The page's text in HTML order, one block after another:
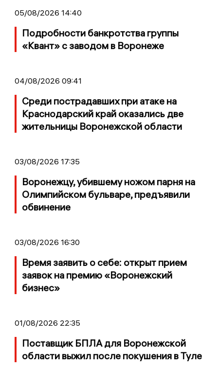
05/08/2026 14:40
Подробности банкротства группы
«Квант» с заводом в Воронеже
04/08/2026 09:41
Среди пострадавших при атаке на
Краснодарский край оказались две
жительницы Воронежской области
03/08/2026 17:35
Воронежцу, убившему ножом парня на
Олимпийском бульваре, предъявили
обвинение
03/08/2026 16:30
Время заявить о себе: открыт прием
заявок на премию «Воронежский
бизнес»
01/08/2026 22:35
Поставщик БПЛА для Воронежской
области выжил после покушения в Туле